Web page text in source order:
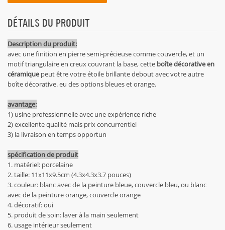
DÉTAILS DU PRODUIT
Description du produit:
avec une finition en pierre semi-précieuse comme couvercle, et un
motif triangulaire en creux couvrant la base, cette boîte décorative en
céramique peut être votre étoile brillante debout avec votre autre
boîte décorative. eu des options bleues et orange.
avantage:
1) usine professionnelle avec une expérience riche
2) excellente qualité mais prix concurrentiel
3) la livraison en temps opportun
spécification de produit
1. matériel: porcelaine
2. taille: 11x11x9.5cm (4.3x4.3x3.7 pouces)
3. couleur: blanc avec de la peinture bleue, couvercle bleu, ou blanc
avec de la peinture orange, couvercle orange
4. décoratif: oui
5. produit de soin: laver à la main seulement
6. usage intérieur seulement